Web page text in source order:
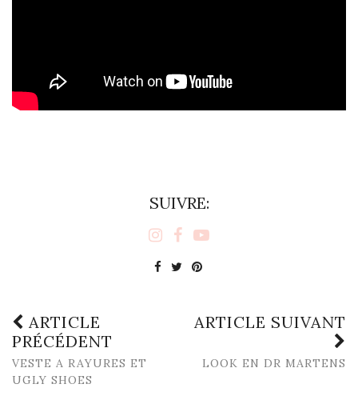
SUIVRE:
ARTICLE
PRÉCÉDENT
VESTE A RAYURES ET
UGLY SHOES
ARTICLE SUIVANT
LOOK EN DR MARTENS